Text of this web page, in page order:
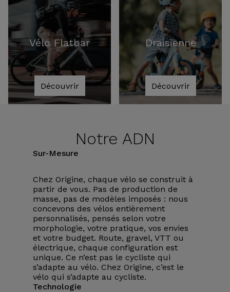
Vélo Flatbar
Découvrir
Draisienne
Découvrir
Notre ADN
Sur-Mesure
Chez Origine, chaque vélo se construit à
partir de vous. Pas de production de
masse, pas de modèles imposés : nous
concevons des vélos entièrement
personnalisés, pensés selon votre
morphologie, votre pratique, vos envies
et votre budget. Route, gravel, VTT ou
électrique, chaque configuration est
unique. Ce n’est pas le cycliste qui
s’adapte au vélo. Chez Origine, c’est le
vélo qui s’adapte au cycliste.
Technologie